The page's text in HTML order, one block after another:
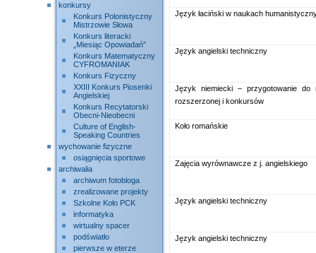
Język łaciński w naukach
Język angielski techniczny
Język niemiecki – przygotowanie do
rozszerzonej i konkursów
Koło romańskie
Zajęcia wyrównawcze z j. angielskiego
Język angielski techniczny
Język angielski techniczny
konkursy
Konkurs Polonistyczny
Mistrzowie Słowa
Konkurs literacki
„Miesiąc Opowiadań”
Konkurs Matematyczny
CYFROMANIAK
Konkurs Fizyczny
XXIII Konkurs Piosenki
Angielskiej
Konkurs Recytatorski
Obecni-Nieobecni
Culture of English-
Speaking Countries
wychowanie fizyczne
osiągnięcia sportowe
archiwalia
archiwum fotobloga
zrealizowane projekty
Szkolne Koło PCK
informatyka
wirtualny spacer
podświatło
pierwsze w eterze